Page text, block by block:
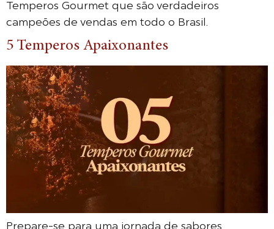
Temperos Gourmet que são verdadeiros
campeões de vendas em todo o Brasil.
5 Temperos Apaixonantes
Prepare-se para uma jornada de sabores